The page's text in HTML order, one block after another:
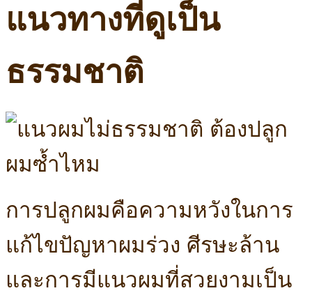
แนวทางที่ดูเป็น
ธรรมชาติ
การปลูกผมคือความหวังในการ
แก้ไขปัญหาผมร่วง ศีรษะล้าน
และการมีแนวผมที่สวยงามเป็น